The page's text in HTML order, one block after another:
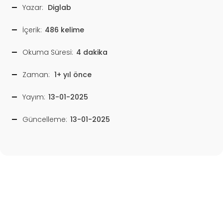
Yazar: Diglab
İçerik: 486 kelime
Okuma Süresi: 4 dakika
Zaman: 1+ yıl önce
Yayım: 13-01-2025
Güncelleme: 13-01-2025